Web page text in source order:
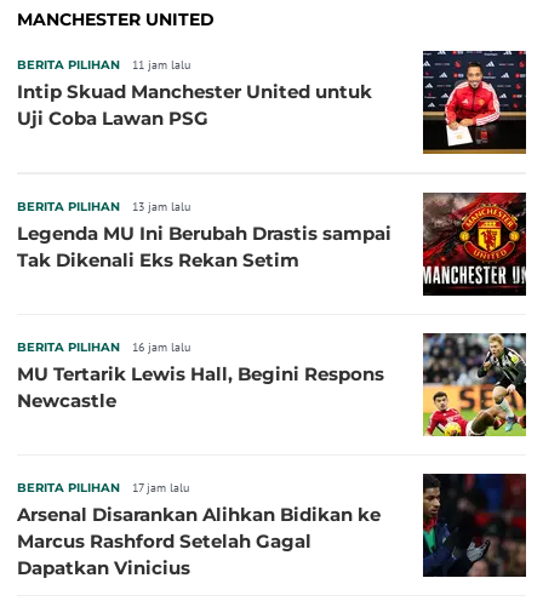
MANCHESTER UNITED
BERITA PILIHAN 11 jam lalu
Intip Skuad Manchester United untuk
Uji Coba Lawan PSG
BERITA PILIHAN 13 jam lalu
Legenda MU Ini Berubah Drastis sampai
Tak Dikenali Eks Rekan Setim
BERITA PILIHAN 16 jam lalu
MU Tertarik Lewis Hall, Begini Respons
Newcastle
BERITA PILIHAN 17 jam lalu
Arsenal Disarankan Alihkan Bidikan ke
Marcus Rashford Setelah Gagal
Dapatkan Vinicius